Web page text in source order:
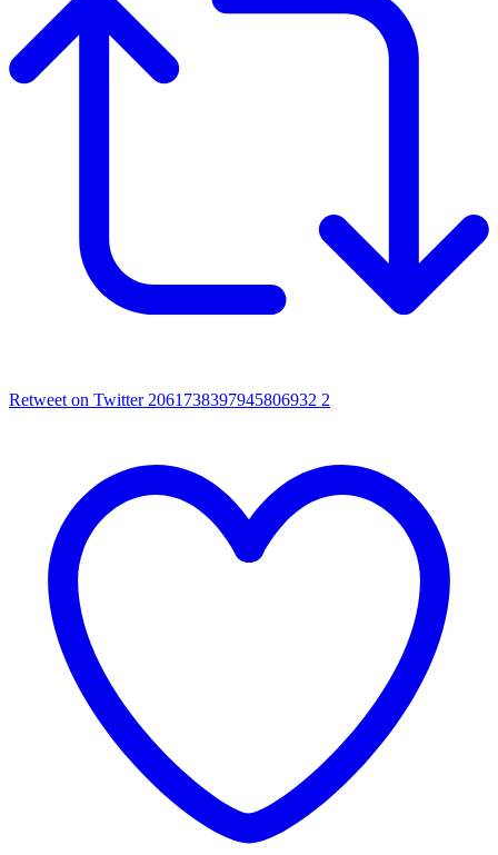
Retweet on Twitter 2061738397945806932 2